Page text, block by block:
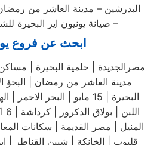
البدرشين – مدينة العاشر من
صيانة يونيون اير البحيرة للشاشات بكفر الزيات –
ابحث عن فروع
مصرالجديدة | حلمية البحيرة |
مدينة العاشر من رمضان | البحؤ
البحيرة | 15 مايو | البحر
المنيل | مصر القديمة | سكانات
قليوب | الخانكة | شبين القناطر |